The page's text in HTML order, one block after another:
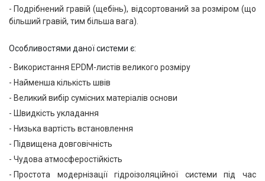
Подрібнений гравій (щебінь), відсортований за розміром (що
більший гравій, тим більша вага).
Особливостями даної системи є:
Використання EPDM-листів великого розміру
Найменша кількість швів
Великий вибір сумісних матеріалів основи
Швидкість укладання
Низька вартість встановлення
Підвищена довговічність
Чудова атмосферостійкість
Простота модернізації гідроізоляційної системи під час